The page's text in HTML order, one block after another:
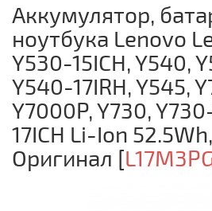
Аккумулятор,
ноутбука Lenovo
Y530-15ICH, Y540,
Y540-17IRH, Y545,
Y7000P, Y730,
17ICH Li-Ion
Оригинал [